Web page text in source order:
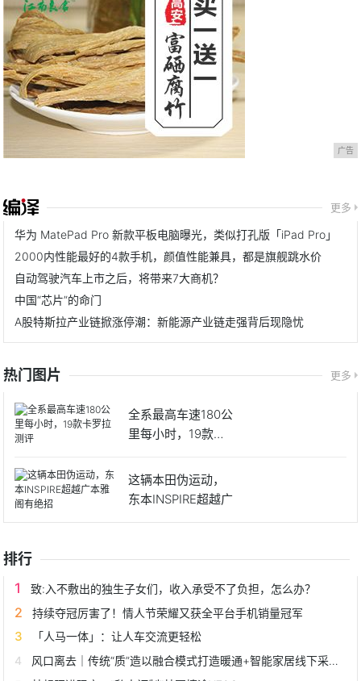
广告
更多
华为 MatePad Pro 新款平板电脑曝光，类似打孔版「iPad Pro」
2000内性能最好的4款手机，颜值性能兼具，都是旗舰跳水价
自动驾驶汽车上市之后，将带来7大商机？
中国“芯片”的命门
A股特斯拉产业链掀涨停潮：新能源产业链走强背后现隐忧
热门图片 更多
全系最高车速180公
里每小时，19款卡
这辆本田伪运动，
东本INSPIRE超越广
排行
致:入不敷出的独生子女们，收入承受不了负担，怎么办？
持续夺冠厉害了！情人节荣耀又获全平台手机销量冠军
「人马一体」：让人车交流更轻松
风口离去｜传统“质”造以融合模式打造暖通+智能家居线下采购体验